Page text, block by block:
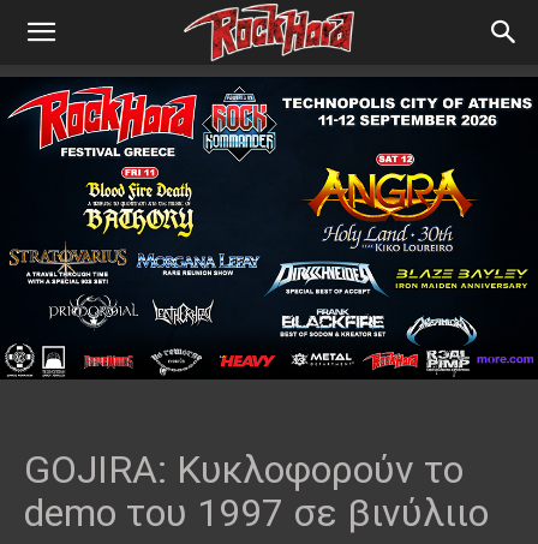
GOJIRA: Κυκλοφορούν το
demo του 1997 σε βινύλιιο